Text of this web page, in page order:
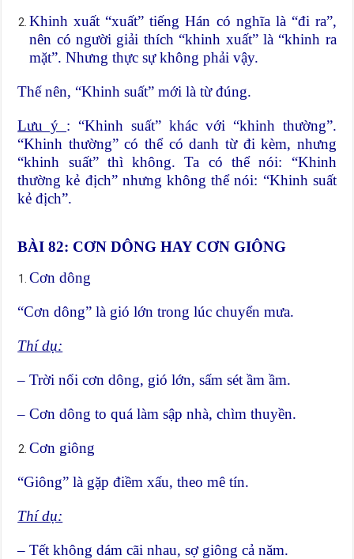
Khinh xuất “xuất” tiếng Hán có nghĩa là “đi ra”,
nên có người giải thích “khinh xuất” là “khinh ra
mặt”. Nhưng thực sự không phải vậy.
Thế nên, “Khinh suất” mới là từ đúng.
Lưu ý : “Khinh suất” khác với “khinh thường”.
“Khinh thường” có thể có danh từ đi kèm, nhưng
“khinh suất” thì không. Ta có thể nói: “Khinh
thường kẻ địch” nhưng không thể nói: “Khinh suất
kẻ địch”.
BÀI 82: CƠN DÔNG HAY CƠN GIÔNG
Cơn dông
“Cơn dông” là gió lớn trong lúc chuyển mưa.
Thí dụ:
– Trời nổi cơn dông, gió lớn, sấm sét ầm ầm.
– Cơn dông to quá làm sập nhà, chìm thuyền.
Cơn giông
“Giông” là gặp điềm xấu, theo mê tín.
Thí dụ:
– Tết không dám cãi nhau, sợ giông cả năm.